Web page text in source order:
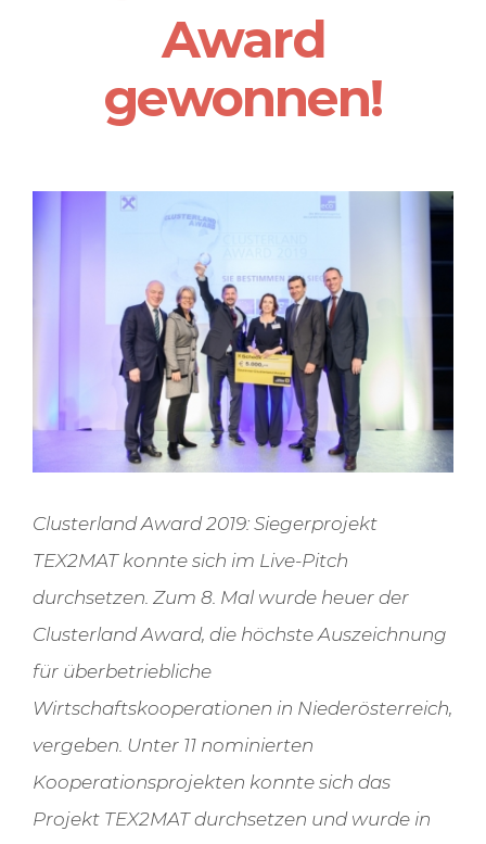
Award
gewonnen!
Clusterland Award 2019: Siegerprojekt
TEX2MAT konnte sich im Live-Pitch
durchsetzen. Zum 8. Mal wurde heuer der
Clusterland Award, die höchste Auszeichnung
für überbetriebliche
Wirtschaftskooperationen in Niederösterreich,
vergeben. Unter 11 nominierten
Kooperationsprojekten konnte sich das
Projekt TEX2MAT durchsetzen und wurde in